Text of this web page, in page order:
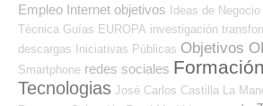
Empleo Internet objetivos Ideas de Negocio
Técnica Guías EUROPA investigación
descargas Iniciativas Públicas Objetivos
Smartphone redes sociales Formación
Tecnologias José Carlos Castilla La